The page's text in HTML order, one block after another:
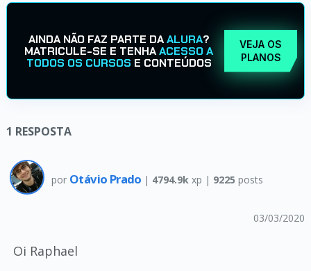
AINDA NÃO FAZ PARTE DAALURA?
MATRICULE-SE E TENHAACESSO A
TODOS OS CURSOS E CONTEÚDOS
VEJA OS
PLANOS
1 RESPOSTA
por Otávio Prado | 4794.9k xp | 9225 posts
03/03/2020
Oi Raphael